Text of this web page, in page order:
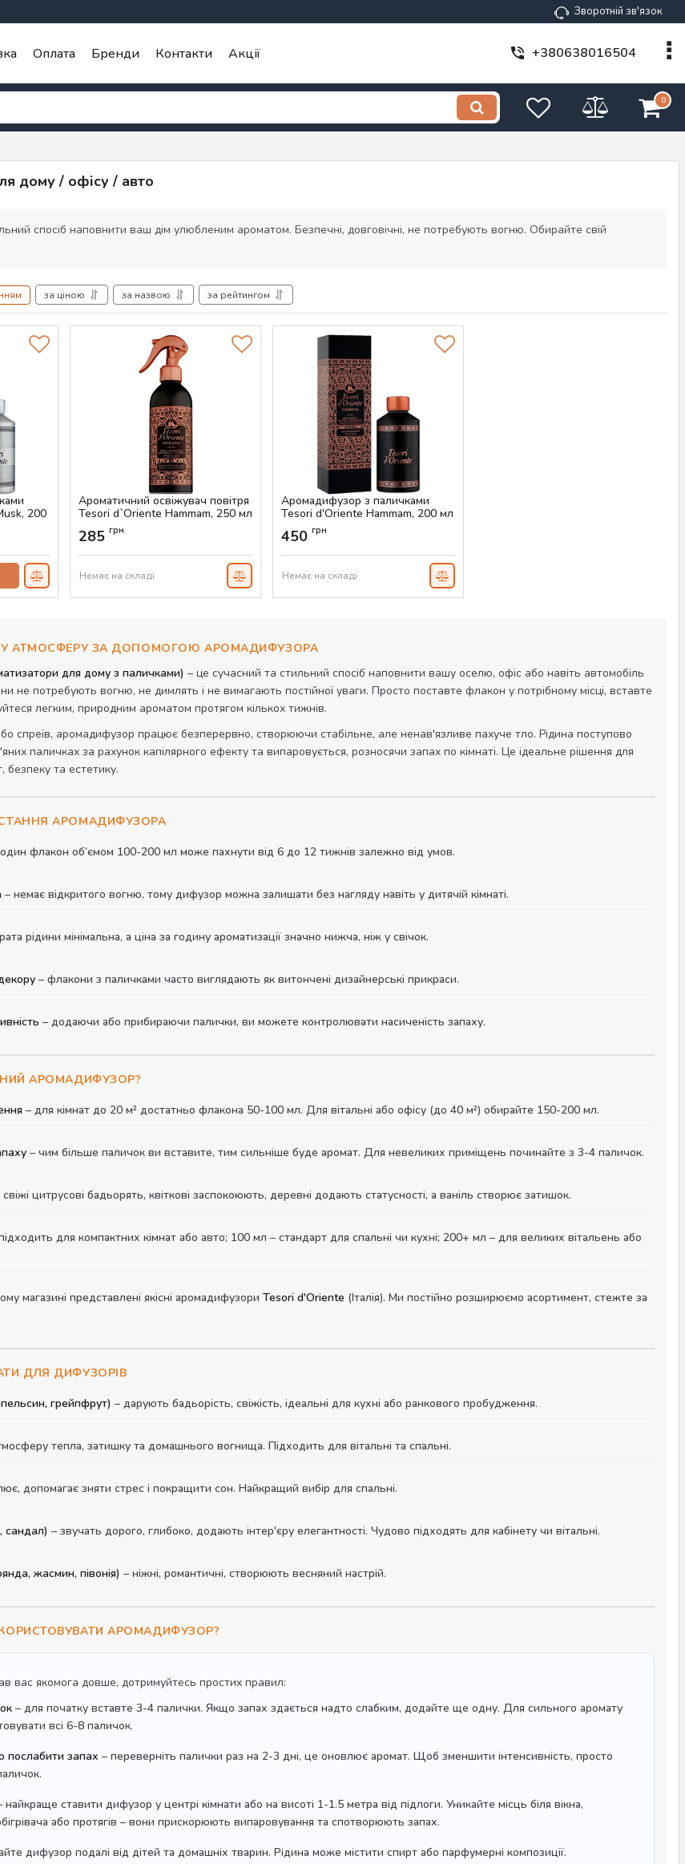
Зворотній зв'язок
Оплата Бренди Контакти Акції +380638016504
0
дому / офісу / авто
спосіб наповнити ваш дім улюбленим ароматом. Безпечні, довговічні, не потребують вогню. Обирайте свій
за ціною за назвою за рейтингом
200
Ароматичний освіжувач повітря
Tesori d`Oriente Hammam, 250 мл
Артикул:AS-00774
285 грн
Немає на складі
Аромадифузор з паличками
Tesori d'Oriente Hammam, 200 мл
Артикул:AS-00462
450 грн
Немає на складі
АТМОСФЕРУ ЗА ДОПОМОГОЮ АРОМАДИФУЗОРА
для дому з паличками) – це сучасний та стильний спосіб наповнити вашу оселю, офіс або навіть автомобіль
не потребують вогню, не димлять і не вимагають постійної уваги. Просто поставте флакон у потрібному місці, вставте
легким, природним ароматом протягом кількох тижнів.
спреїв, аромадифузор працює безперервно, створюючи стабільне, але ненав'язливе пахуче тло. Рідина поступово
паличках за рахунок капілярного ефекту та випаровується, розносячи запах по кімнаті. Це ідеальне рішення для
безпеку та естетику.
АРОМАДИФУЗОРА
флакон об’ємом 100-200 мл може пахнути від 6 до 12 тижнів залежно від умов.
– немає відкритого вогню, тому дифузор можна залишати без нагляду навіть у дитячій кімнаті.
рідини мінімальна, а ціна за годину ароматизації значно нижча, ніж у свічок.
– флакони з паличками часто виглядають як витончені дизайнерські прикраси.
– додаючи або прибираючи палички, ви можете контролювати насиченість запаху.
АРОМАДИФУЗОР?
– для кімнат до 20 м² достатньо флакона 50-100 мл. Для вітальні або офісу (до 40 м²) обирайте 150-200 мл.
– чим більше паличок ви вставите, тим сильніше буде аромат. Для невеликих приміщень починайте з 3-4 паличок.
свіжі цитрусові бадьорять, квіткові заспокоюють, деревні додають статусності, а ваніль створює затишок.
для компактних кімнат або авто; 100 мл – стандарт для спальні чи кухні; 200+ мл – для великих вітальень або
магазині представлені якісні аромадифузори Tesori d'Oriente (Італія). Ми постійно розширюємо асортимент, стежте за
ДЛЯ ДИФУЗОРІВ
грейпфрут) – дарують бадьорість, свіжість, ідеальні для кухні або ранкового пробудження.
тепла, затишку та домашнього вогнища. Підходить для вітальні та спальні.
допомагає зняти стрес і покращити сон. Найкращий вибір для спальні.
сандал) – звучать дорого, глибоко, додають інтер'єру елегантності. Чудово підходять для кабінету чи вітальні.
жасмин, півонія) – ніжні, романтичні, створюють весняний настрій.
АРОМАДИФУЗОР?
вас якомога довше, дотримуйтесь простих правил:
– для початку вставте 3-4 палички. Якщо запах здається надто слабким, додайте ще одну. Для сильного аромату
всі 6-8 паличок.
послабити запах – переверніть палички раз на 2-3 дні, це оновлює аромат. Щоб зменшити інтенсивність, просто
найкраще ставити дифузор у центрі кімнати або на висоті 1-1.5 метра від підлоги. Уникайте місць біля вікна,
або протягів – вони прискорюють випаровування та спотворюють запах.
дифузор подалі від дітей та домашніх тварин. Рідина може містити спирт або парфумерні композиції.